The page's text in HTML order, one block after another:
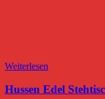
Weiterlesen
Hussen Edel